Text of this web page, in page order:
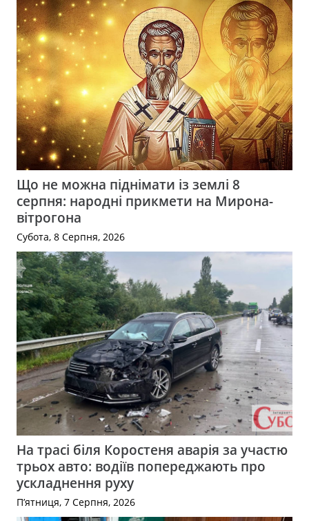
Що не можна піднімати із землі 8
серпня: народні прикмети на Мирона-
вітрогона
Субота, 8 Серпня, 2026
На трасі біля Коростеня аварія за участю
трьох авто: водіїв попереджають про
ускладнення руху
П’ятниця, 7 Серпня, 2026